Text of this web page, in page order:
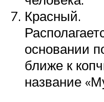
Красный.
основании
ближе к
название